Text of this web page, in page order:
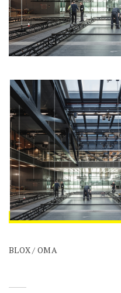
BLOX / OMA